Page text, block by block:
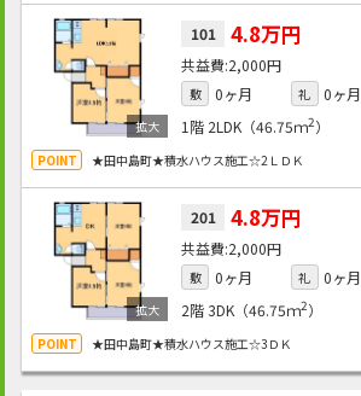
101 4.8万円
2,000円
敷 0ヶ月 礼
0ヶ月
1階 2LDK（46.75ｍ2）
★田中島町★積水ハウス施工☆2ＬＤＫ
201 4.8万円
2,000円
敷 0ヶ月 礼
0ヶ月
2階3DK（46.75ｍ2）
★田中島町★積水ハウス施工☆3ＤＫ